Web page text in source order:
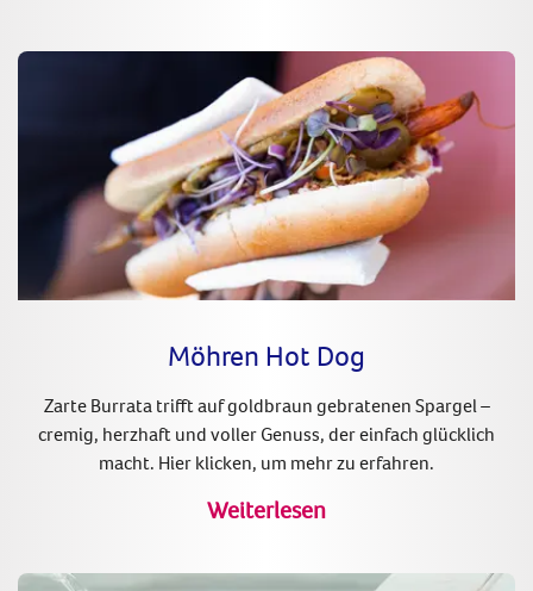
Möhren Hot Dog
Zarte Burrata trifft auf goldbraun gebratenen Spargel –
cremig, herzhaft und voller Genuss, der einfach glücklich
macht. Hier klicken, um mehr zu erfahren.
Weiterlesen